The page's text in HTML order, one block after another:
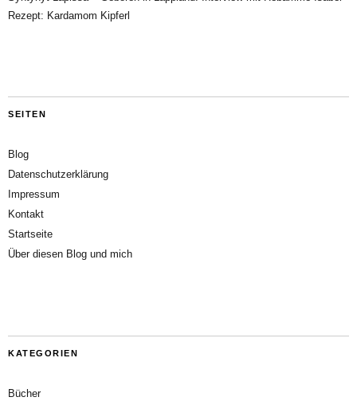
Rezept: Kardamom Kipferl
SEITEN
Blog
Datenschutzerklärung
Impressum
Kontakt
Startseite
Über diesen Blog und mich
KATEGORIEN
Bücher